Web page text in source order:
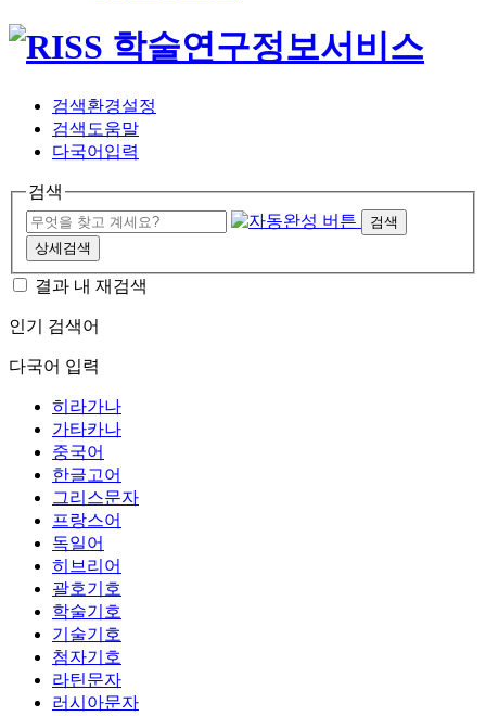
검색환경설정
검색도움말
다국어입력
검색
검색
상세검색
결과 내 재검색
인기 검색어
다국어 입력
히라가나
가타카나
중국어
한글고어
그리스문자
프랑스어
독일어
히브리어
괄호기호
학술기호
기술기호
첨자기호
라틴문자
러시아문자